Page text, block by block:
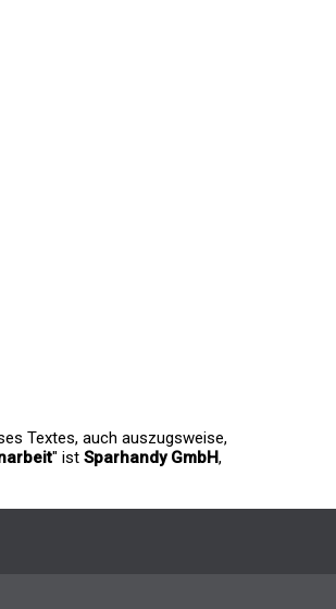
Textes, auch auszugsweise,
" ist Sparhandy GmbH,